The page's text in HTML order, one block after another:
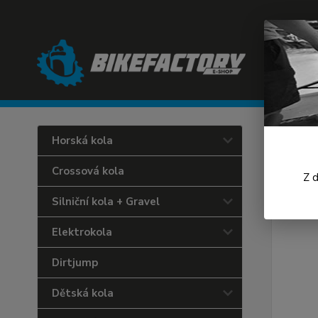
Horská kola
Crossová kola
Silniční kola + Gravel
Elektrokola
Dirtjump
Dětská kola
Z